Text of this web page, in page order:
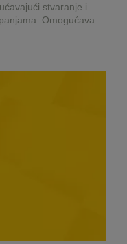
stvaranje i
Omogućava